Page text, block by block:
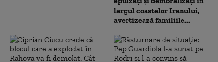
largul coastelor Iranului,
avertizează familiile...